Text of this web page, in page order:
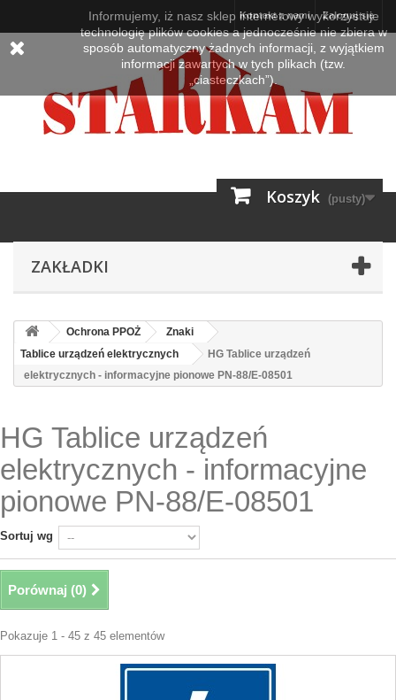
Zaloguj się
Kontakt z nami
Koszyk (pusty)
ZAKŁADKI
Ochrona PPOŻ
Znaki
Tablice urządzeń elektrycznych
HG Tablice urządzeń
elektrycznych - informacyjne pionowe PN-88/E-08501
HG Tablice urządzeń
elektrycznych - informacyjne
pionowe PN-88/E-08501
Sortuj wg
Porównaj (0)
Pokazuje 1 - 45 z 45 elementów
Informujemy, iż nasz sklep internetowy wykorzystuje
technologię plików cookies a jednocześnie nie zbiera w
sposób automatyczny żadnych informacji, z wyjątkiem
informacji zawartych w tych plikach (tzw.
„ciasteczkach”).